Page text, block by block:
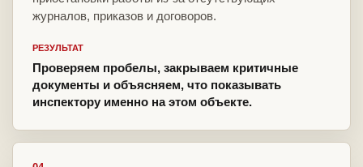
журналов, приказов и договоров.
РЕЗУЛЬТАТ
Проверяем пробелы, закрываем критичные
документы и объясняем, что показывать
инспектору именно на этом объекте.